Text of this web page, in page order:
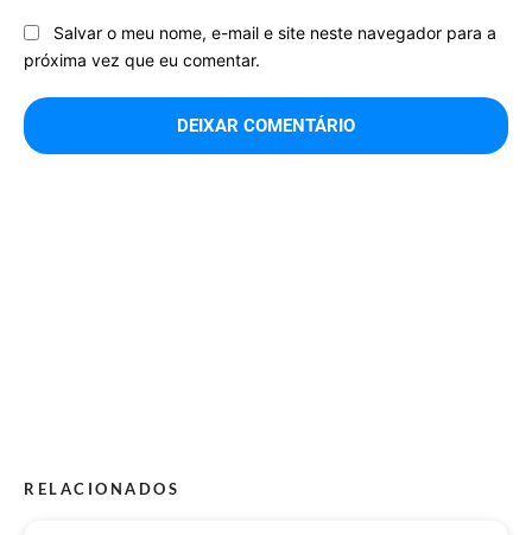
Salvar o meu nome, e-mail e site neste navegador para a
próxima vez que eu comentar.
RELACIONADOS